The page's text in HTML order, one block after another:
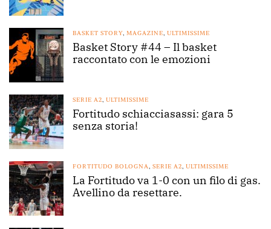
BASKET STORY, MAGAZINE, ULTIMISSIME
Basket Story #44 – Il basket
raccontato con le emozioni
SERIE A2, ULTIMISSIME
Fortitudo schiacciasassi: gara 5
senza storia!
FORTITUDO BOLOGNA, SERIE A2, ULTIMISSIME
La Fortitudo va 1-0 con un filo di gas.
Avellino da resettare.